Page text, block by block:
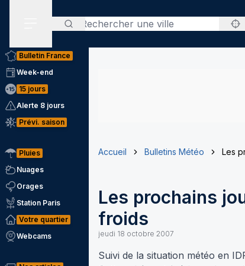
Rechercher
Bulletin France
Week-end
15 jours
Alerte 8 jours
Prévi. saison
Pluies
Nuages
Orages
Station Paris
Votre quartier
Webcams
Accueil Bulletins Météo Les
Les prochains
froids
jeudi 18 octobre 2007
Suivi de la situation météo en